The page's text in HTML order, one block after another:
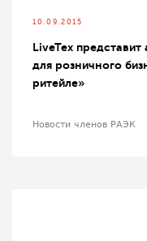
10.09.2015
LiveTex представит
для розничного
ритейле»
Новости членов РАЭК